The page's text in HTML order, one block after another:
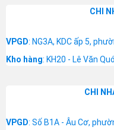
CHI
VPGD: NG3A, KDC ấp 5,
Kho hàng: KH20 - Lê Văn
CHI
VPGD: Số B1A - Âu Cơ,